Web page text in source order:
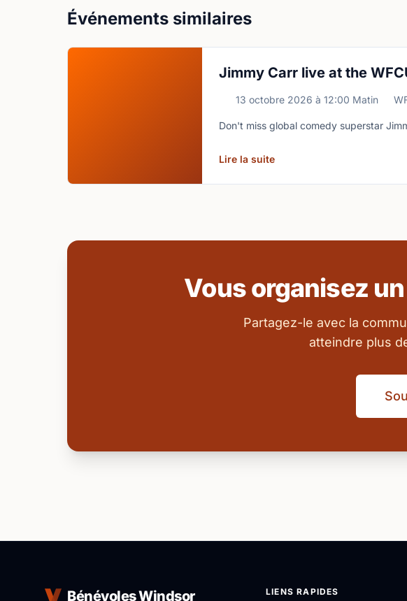
Événements similaires
Jimmy Carr live at the
13 octobre 2026 à 12:00 Matin
Don't miss global comedy superstar
Lire la suite
Vous organisez
Partagez-le avec la
atteindre plus
Bénévoles Windsor LIENS RAPIDES